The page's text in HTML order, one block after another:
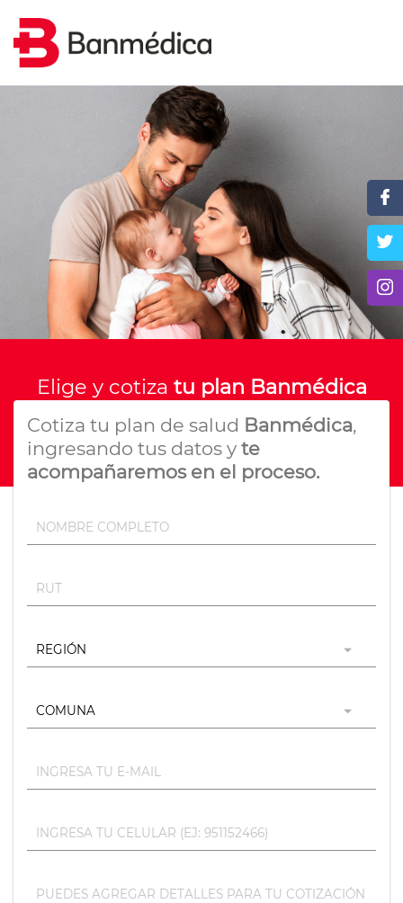
Elige y cotiza tu plan Banmédica
Cotiza tu plan de salud Banmédica,
ingresando tus datos y te
acompañaremos en el proceso.